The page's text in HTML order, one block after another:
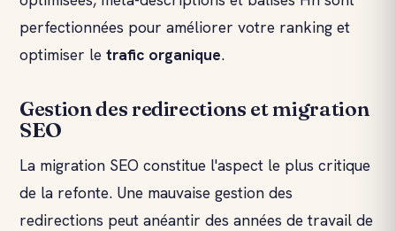
perfectionnées pour améliorer votre ranking et
optimiser le trafic organique.
Gestion des redirections et migration
SEO
La migration SEO constitue l'aspect le plus critique
de la refonte. Une mauvaise gestion des
redirections peut anéantir des années de travail de